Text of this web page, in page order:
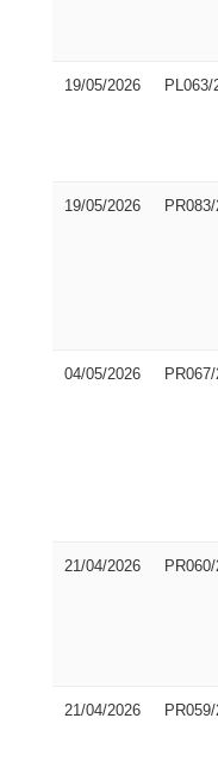
19/05/2026 PL063/
19/05/2026
04/05/2026
21/04/2026
21/04/2026